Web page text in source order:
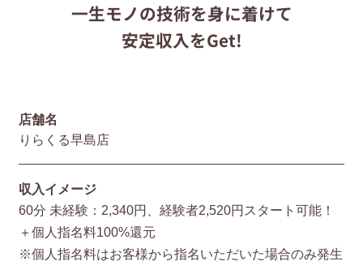
一生モノの技術を身に着けて
安定収入をGet!
店舗名
りらくる早島店
収入イメージ
60分 未経験：2,340円、経験者2,520円スタート可能！
＋個人指名料100%還元
※個人指名料はお客様から指名いただいた場合のみ発生